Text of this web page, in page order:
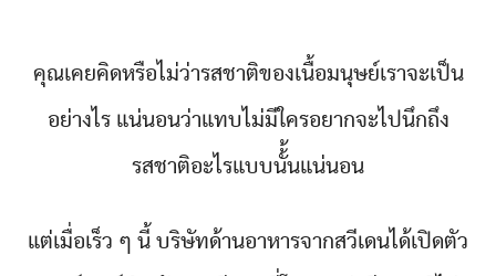
คุณเคยคิดหรือไม่ว่ารสชาติของเนื้อมนุษย์เราจะเป็น
อย่างไร แน่นอนว่าแทบไม่มีใครอยากจะไปนึกถึง
รสชาติอะไรแบบนั้้นแน่นอน
แต่เมื่อเร็ว ๆ นี้ บริษัทด้านอาหารจากสวีเดนได้เปิดตัว